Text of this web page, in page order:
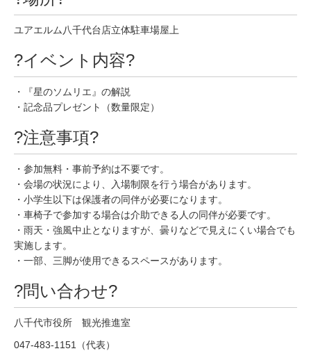
ユアエルム八千代台店立体駐車場屋上
?イベント内容?
・『星のソムリエ』の解説
・記念品プレゼント（数量限定）
?注意事項?
・参加無料・事前予約は不要です。
・会場の状況により、入場制限を行う場合があります。
・小学生以下は保護者の同伴が必要になります。
・車椅子で参加する場合は介助できる人の同伴が必要です。
・雨天・強風中止となりますが、曇りなどで見えにくい場合でも
実施します。
・一部、三脚が使用できるスペースがあります。
?問い合わせ?
八千代市役所 観光推進室
047-483-1151（代表）